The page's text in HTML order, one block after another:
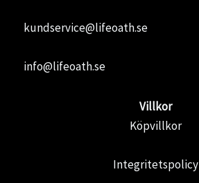
kundservice@lifeoath.se
info@lifeoath.se
Villkor
Köpvillkor
Integritetspolicy